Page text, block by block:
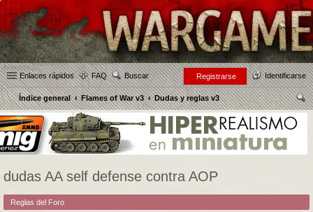
Enlaces rápidos FAQ Buscar Identificarse
Registrarse
Índice general Flames of War v3
Dudas y reglas v3
us
dudas AA self defense contra AOP
Reglas del Foro